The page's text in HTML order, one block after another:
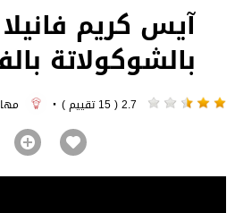
آيس كريم فانيلا
بالشوكولاتة
·